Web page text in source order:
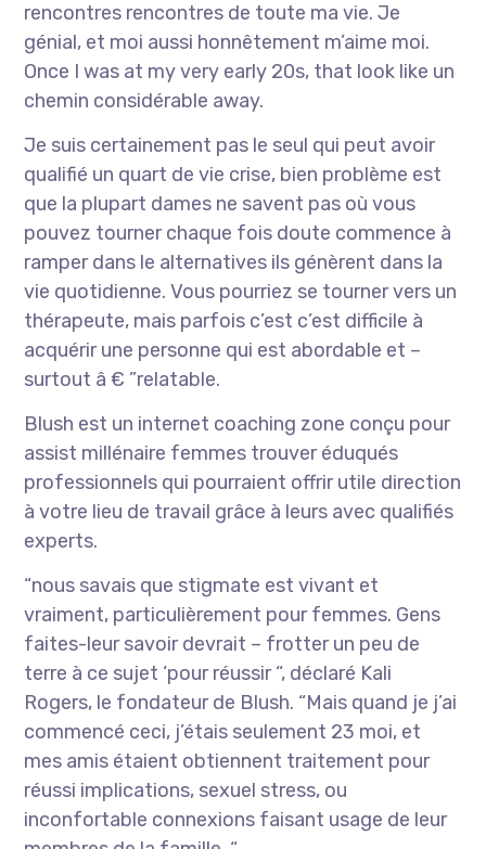
rencontres rencontres de toute ma vie. Je
génial, et moi aussi honnêtement m’aime moi.
Once I was at my very early 20s, that look like un
chemin considérable away.
Je suis certainement pas le seul qui peut avoir
qualifié un quart de vie crise, bien problème est
que la plupart dames ne savent pas où vous
pouvez tourner chaque fois doute commence à
ramper dans le alternatives ils génèrent dans la
vie quotidienne. Vous pourriez se tourner vers un
thérapeute, mais parfois c’est c’est difficile à
acquérir une personne qui est abordable et –
surtout â € ”relatable.
Blush est un internet coaching zone conçu pour
assist millénaire femmes trouver éduqués
professionnels qui pourraient offrir utile direction
à votre lieu de travail grâce à leurs avec qualifiés
experts.
“nous savais que stigmate est vivant et
vraiment, particulièrement pour femmes. Gens
faites-leur savoir devrait – frotter un peu de
terre à ce sujet ‘pour réussir “, déclaré Kali
Rogers, le fondateur de Blush. “Mais quand je j’ai
commencé ceci, j’étais seulement 23 moi, et
mes amis étaient obtiennent traitement pour
réussi implications, sexuel stress, ou
inconfortable connexions faisant usage de leur